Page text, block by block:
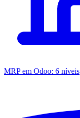
MRP em Odoo: 6 níveis